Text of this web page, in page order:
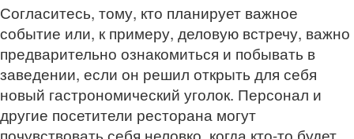
Согласитесь, тому, кто планирует важное
событие или, к примеру, деловую встречу, важно
предварительно ознакомиться и побывать в
заведении, если он решил открыть для себя
новый гастрономический уголок. Персонал и
другие посетители ресторана могут